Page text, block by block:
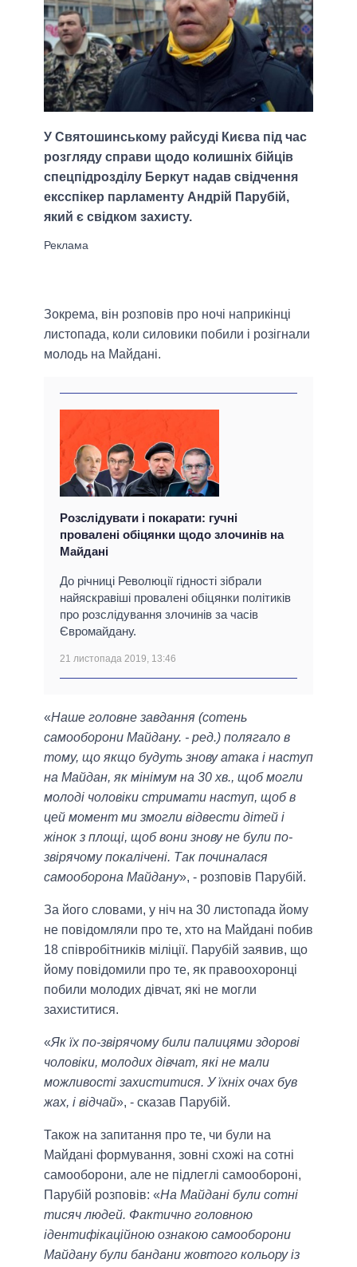
У Святошинському райсуді Києва під час
розгляду справи щодо колишніх бійців
спецпідрозділу Беркут надав свідчення
ексспікер парламенту Андрій Парубій,
який є свідком захисту.
Зокрема, він розповів про ночі наприкінці
листопада, коли силовики побили і розігнали
молодь на Майдані.
Розслідувати і покарати: гучні
провалені обіцянки щодо злочинів на
Майдані
До річниці Революції гідності зібрали
найяскравіші провалені обіцянки політиків
про розслідування злочинів за часів
Євромайдану.
21 листопада 2019, 13:46
«Наше головне завдання (сотень
самооборони Майдану. - ред.) полягало в
тому, що якщо будуть знову атака і наступ
на Майдан, як мінімум на 30 хв., щоб могли
молоді чоловіки стримати наступ, щоб в
цей момент ми змогли відвести дітей і
жінок з площі, щоб вони знову не були по-
звірячому покалічені. Так починалася
самооборона Майдану», - розповів Парубій.
За його словами, у ніч на 30 листопада йому
не повідомляли про те, хто на Майдані побив
18 співробітників міліції. Парубій заявив, що
йому повідомили про те, як правоохоронці
побили молодих дівчат, які не могли
захиститися.
«Як їх по-звірячому били палицями здорові
чоловіки, молодих дівчат, які не мали
можливості захиститися. У їхніх очах був
жах, і відчай», - сказав Парубій.
Також на запитання про те, чи були на
Майдані формування, зовні схожі на сотні
самооборони, але не підлеглі самообороні,
Парубій розповів: «На Майдані були сотні
тисяч людей. Фактично головною
ідентифікаційною ознакою самооборони
Майдану були бандани жовтого кольору із